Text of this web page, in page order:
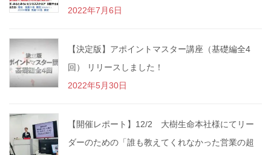
2022年7月6日
【決定版】アポイントマスター講座（基礎編全4
回） リリースしました！
2022年5月30日
【開催レポート】12/2 大樹生命本社様にてリー
ダーのための「誰も教えてくれなかった営業の超